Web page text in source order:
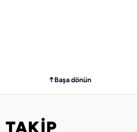
↑Başa dönün
edin
TAKİP